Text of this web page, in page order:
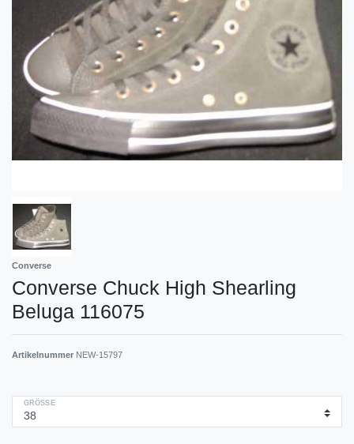
Converse
Converse Chuck High Shearling
Beluga 116075
Artikelnummer NEW-15797
GRÖSSE